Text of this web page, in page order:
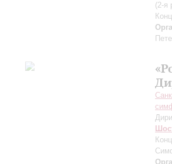
(2-я